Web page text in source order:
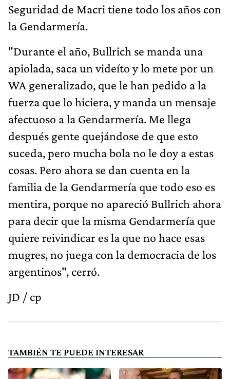
Seguridad de Macri tiene todo los años con
la Gendarmería.
"Durante el año, Bullrich se manda una
apiolada, saca un videíto y lo mete por un
WA generalizado, que le han pedido a la
fuerza que lo hiciera, y manda un mensaje
afectuoso a la Gendarmería. Me llega
después gente quejándose de que esto
suceda, pero mucha bola no le doy a estas
cosas. Pero ahora se dan cuenta en la
familia de la Gendarmería que todo eso es
mentira, porque no apareció Bullrich ahora
para decir que la misma Gendarmería que
quiere reivindicar es la que no hace esas
mugres, no juega con la democracia de los
argentinos", cerró.
JD / cp
TAMBIÉN TE PUEDE INTERESAR